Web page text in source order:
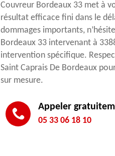
Couvreur Bordeaux 33 met à
résultat efficace fini dans le
dommages importants,
Bordeaux 33 intervenant à
intervention spécifique.
Saint Caprais De Bordeaux
sur mesure.
Appeler
05 33 06 18 10